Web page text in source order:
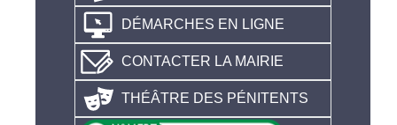
DÉMARCHES EN LIGNE
CONTACTER LA MAIRIE
THÉÂTRE DES PÉNITENTS